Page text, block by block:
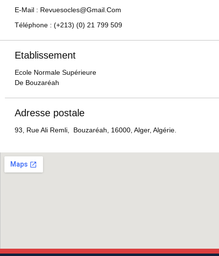
E-Mail : Revuesocles@gmail.com
Téléphone : (+213) (0) 21 799 509
Etablissement
Ecole Normale Supérieure
De Bouzaréah
Adresse postale
93, Rue Ali Remli, Bouzaréah, 16000, Alger, Algérie.